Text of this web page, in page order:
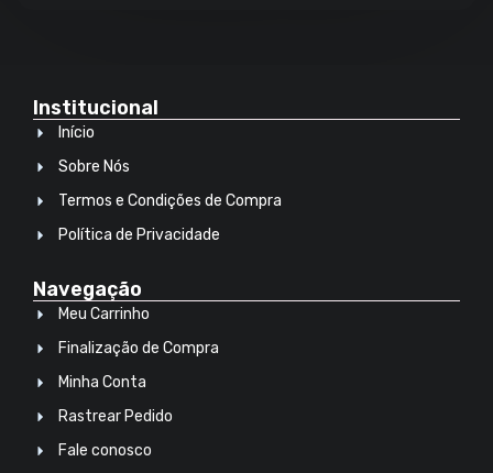
Institucional
Início
Sobre Nós
Termos e Condições de Compra
Política de Privacidade
Navegação
Meu Carrinho
Finalização de Compra
Minha Conta
Rastrear Pedido
Fale conosco